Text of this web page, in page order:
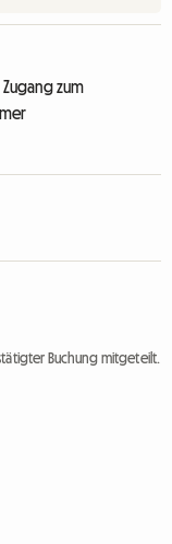
Zugang zum
Buchung mitgeteilt.